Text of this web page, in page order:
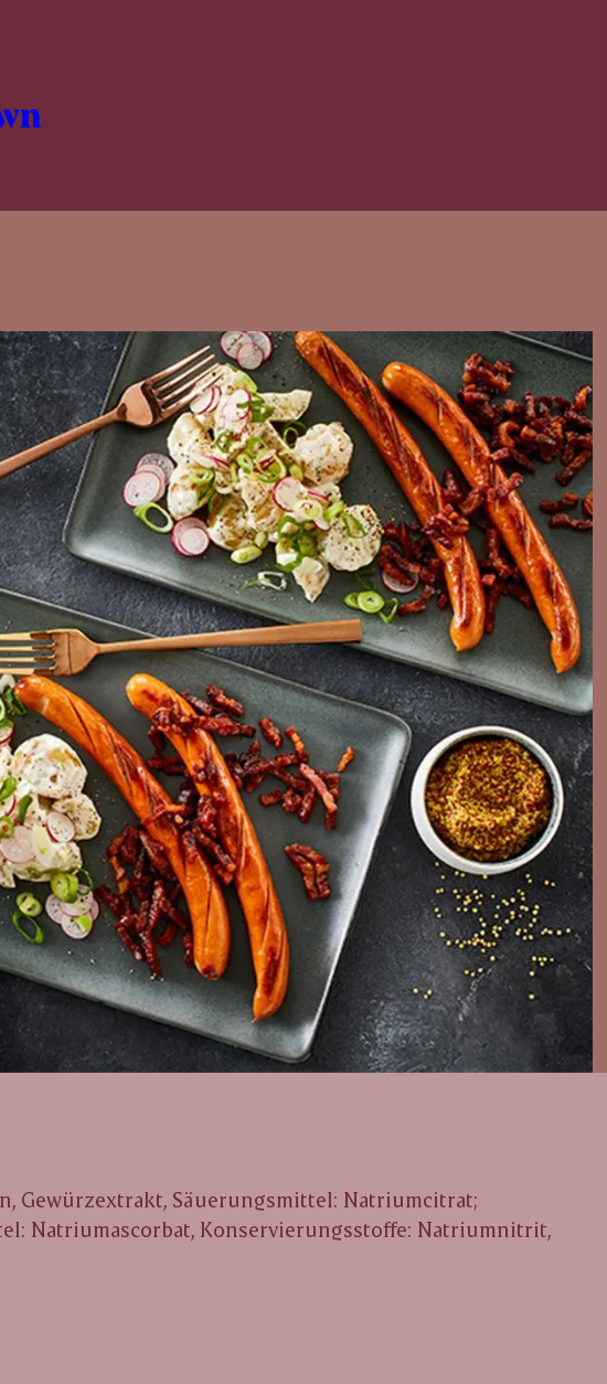
Gewürzextrakt, Säuerungsmittel: Natriumcitrat;
Natriumascorbat, Konservierungsstoffe: Natriumnitrit,